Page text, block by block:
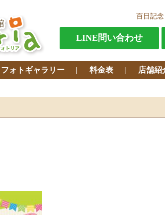
百日記
LINE問い合わせ
フォトギャラリー 料金表 店舗紹